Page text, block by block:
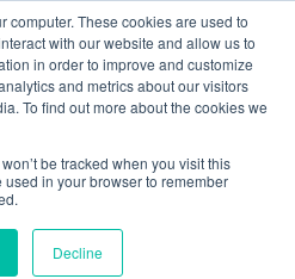
computer. These cookies are used to
with our website and allow us to
in order to improve and customize
and metrics about our visitors
To find out more about the cookies we
be tracked when you visit this
in your browser to remember
Decline